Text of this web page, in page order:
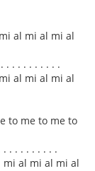
al mi al mi al
. . . . . . . . . .
al mi al mi al
to me to me to
. . . . . . . . .
al mi al mi al